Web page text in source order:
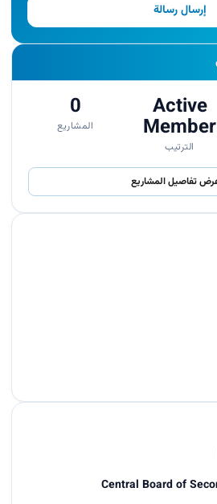
إرسال رسالة
Active
Member
الترتيب
0
المشاريع
تفاصيل المشاريع
Central Board of